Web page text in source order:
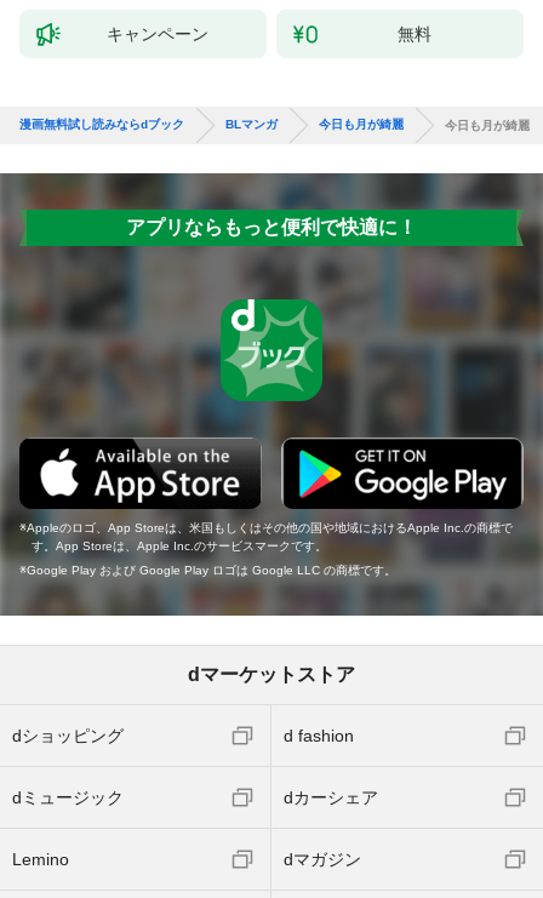
キャンペーン 無料
漫画無料試し読みならdブック BLマンガ 今日も月が綺麗 今日も月が綺麗
アプリならもっと便利で快適に！
Appleのロゴ、App Storeは、米国もしくはその他の国や地域におけるApple Inc.の商標で
す。App Storeは、Apple Inc.のサービスマークです。
Google Play および Google Play ロゴは Google LLC の商標です。
dマーケットストア
dショッピング d fashion
dミュージック dカーシェア
Lemino dマガジン